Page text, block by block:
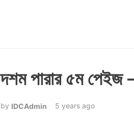
দশম পারার ৫ম পেইজ
IDCAdmin 5 years ago